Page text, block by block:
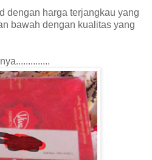
dengan harga terjangkau yang
bawah dengan kualitas yang